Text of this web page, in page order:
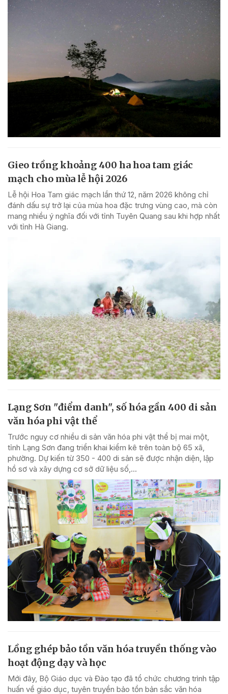
Gieo trồng khoảng 400 ha hoa tam giác
mạch cho mùa lễ hội 2026
Lễ hội Hoa Tam giác mạch lần thứ 12, năm 2026 không chỉ
đánh dấu sự trở lại của mùa hoa đặc trưng vùng cao, mà còn
mang nhiều ý nghĩa đối với tỉnh Tuyên Quang sau khi hợp nhất
với tỉnh Hà Giang.
Lạng Sơn "điểm danh", số hóa gần 400 di sản
văn hóa phi vật thể
Trước nguy cơ nhiều di sản văn hóa phi vật thể bị mai một,
tỉnh Lạng Sơn đang triển khai kiểm kê trên toàn bộ 65 xã,
phường. Dự kiến từ 350 - 400 di sản sẽ được nhận diện, lập
hồ sơ và xây dựng cơ sở dữ liệu số,...
Lồng ghép bảo tồn văn hóa truyền thống vào
hoạt động dạy và học
Mới đây, Bộ Giáo dục và Đào tạo đã tổ chức chương trình tập
huấn về giáo dục, tuyên truyền bảo tồn bản sắc văn hóa